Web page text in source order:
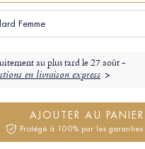
Femme
au plus tard le27 août -
en livraison express
AJOUTER AU PANIER
Protégé à 100% par les